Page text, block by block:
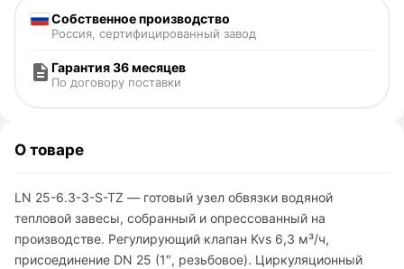
Собственное производство
Россия, сертифицированный завод
Гарантия 36 месяцев
По договору поставки
О товаре
LN 25-6.3-3-S-TZ — готовый узел обвязки водяной
тепловой завесы, собранный и опрессованный на
производстве. Регулирующий клапан Kvs 6,3 м³/ч,
присоединение DN 25 (1″, резьбовое). Циркуляционный